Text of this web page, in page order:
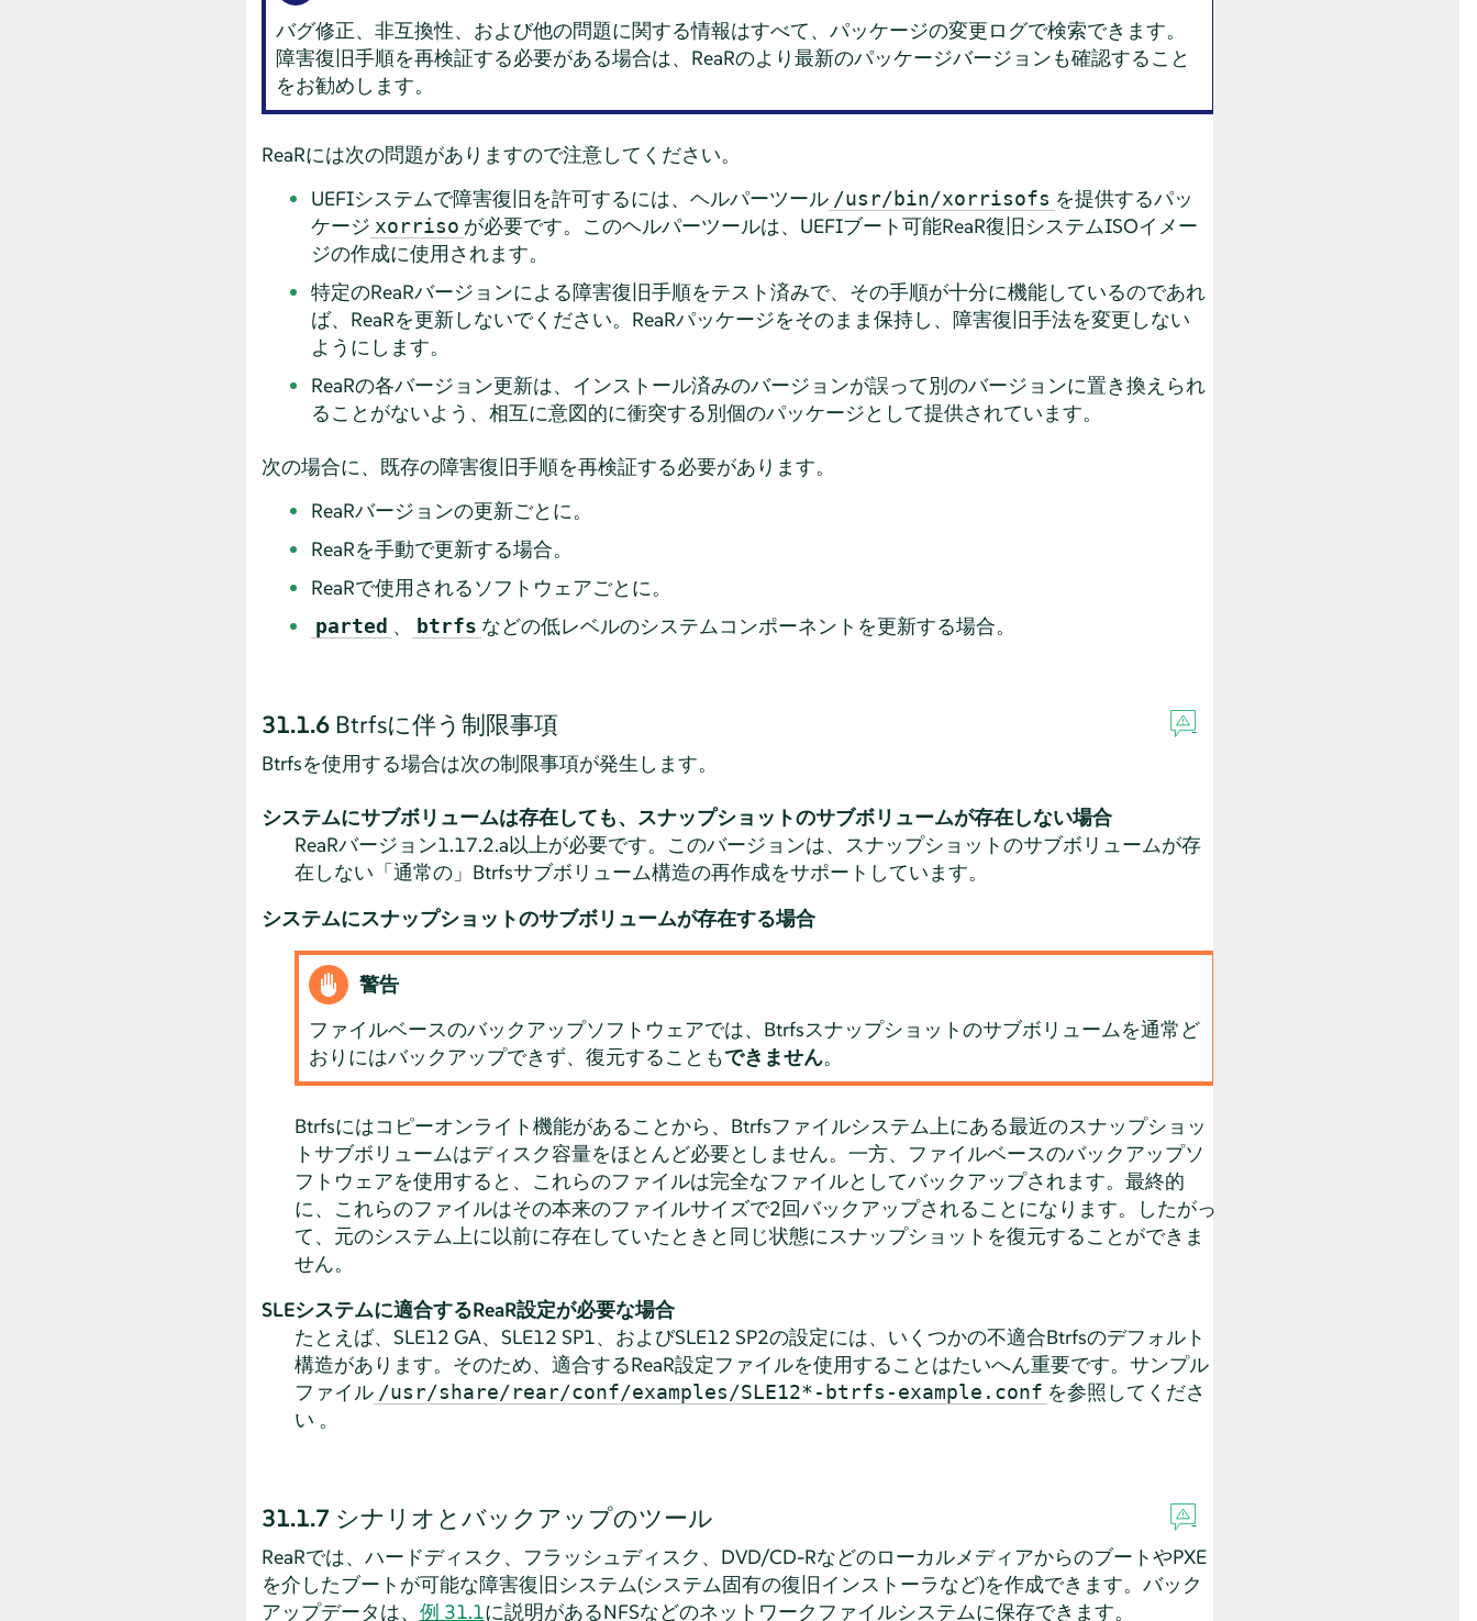
バグ修正、非互換性、および他の問題に関する情報はすべて、パッケージの変更ログで検索できます。
障害復旧手順を再検証する必要がある場合は、ReaRのより最新のパッケージバージョンも確認すること
をお勧めします。
ReaRには次の問題がありますので注意してください。
UEFIシステムで障害復旧を許可するには、ヘルパーツール /usr/bin/xorrisofs を提供するパッ
ケージ xorriso が必要です。このヘルパーツールは、UEFIブート可能ReaR復旧システムISOイメー
ジの作成に使用されます。
特定のReaRバージョンによる障害復旧手順をテスト済みで、その手順が十分に機能しているのであれ
ば、ReaRを更新しないでください。ReaRパッケージをそのまま保持し、障害復旧手法を変更しない
ようにします。
ReaRの各バージョン更新は、インストール済みのバージョンが誤って別のバージョンに置き換えられ
ることがないよう、相互に意図的に衝突する別個のパッケージとして提供されています。
次の場合に、既存の障害復旧手順を再検証する必要があります。
ReaRバージョンの更新ごとに。
ReaRを手動で更新する場合。
ReaRで使用されるソフトウェアごとに。
parted 、 btrfs などの低レベルのシステムコンポーネントを更新する場合。
31.1.6 Btrfsに伴う制限事項
Btrfsを使用する場合は次の制限事項が発生します。
システムにサブボリュームは存在しても、スナップショットのサブボリュームが存在しない場合
ReaRバージョン1.17.2.a以上が必要です。このバージョンは、スナップショットのサブボリュームが存
在しない 「通常の」 Btrfsサブボリューム構造の再作成をサポートしています。
システムにスナップショットのサブボリュームが存在する場合
警告
ファイルベースのバックアップソフトウェアでは、Btrfsスナップショットのサブボリュームを通常ど
おりにはバックアップできず、復元することもできません。
Btrfsにはコピーオンライト機能があることから、Btrfsファイルシステム上にある最近のスナップショッ
トサブボリュームはディスク容量をほとんど必要としません。一方、ファイルベースのバックアップソ
フトウェアを使用すると、これらのファイルは完全なファイルとしてバックアップされます。最終的
に、これらのファイルはその本来のファイルサイズで2回バックアップされることになります。したがっ
て、元のシステム上に以前に存在していたときと同じ状態にスナップショットを復元することができま
せん。
SLEシステムに適合するReaR設定が必要な場合
たとえば、SLE12 GA、SLE12 SP1、およびSLE12 SP2の設定には、いくつかの不適合Btrfsのデフォルト
構造があります。そのため、適合するReaR設定ファイルを使用することはたいへん重要です。サンプル
ファイル /usr/share/rear/conf/examples/SLE12*-btrfs-example.conf を参照してくださ
い 。
31.1.7 シナリオとバックアップのツール
ReaRでは、ハードディスク、フラッシュディスク、DVD/CD-RなどのローカルメディアからのブートやPXE
を介したブートが可能な障害復旧システム(システム固有の復旧インストーラなど)を作成できます。バック
アップデータは、 例 31.1に説明があるNFSなどのネットワークファイルシステムに保存できます。